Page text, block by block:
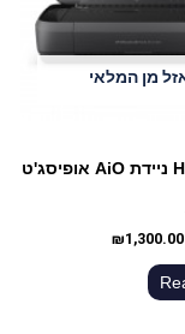
מן המלאי
מדפסת HP ניידת AiO אופיסג'ט
₪1,300.00